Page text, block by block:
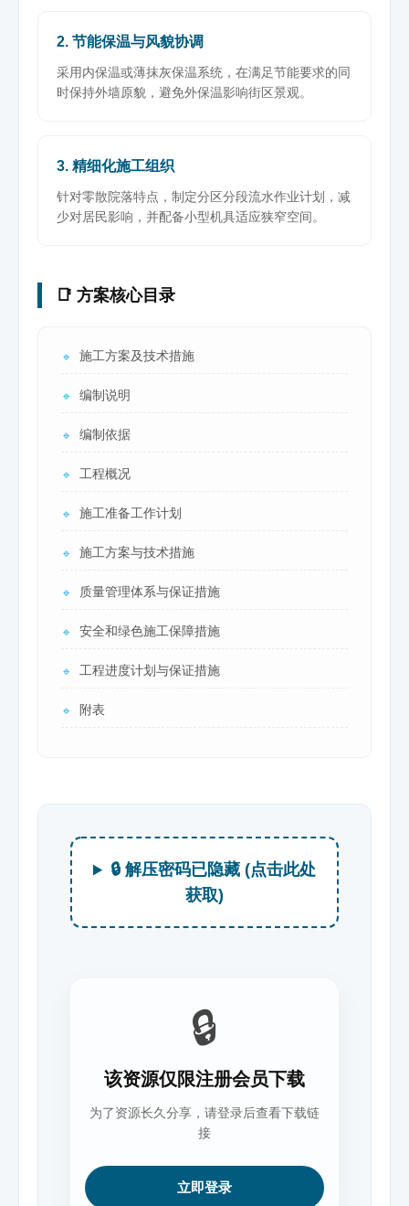
2. 节能保温与风貌协调
采用内保温或薄抹灰保温系统，在满足节能要求的同
时保持外墙原貌，避免外保温影响街区景观。
3. 精细化施工组织
针对零散院落特点，制定分区分段流水作业计划，减
少对居民影响，并配备小型机具适应狭窄空间。
📑 方案核心目录
🔹 施工方案及技术措施
🔹 编制说明
🔹 编制依据
🔹 工程概况
🔹 施工准备工作计划
🔹 施工方案与技术措施
🔹 质量管理体系与保证措施
🔹 安全和绿色施工保障措施
🔹 工程进度计划与保证措施
🔹 附表
🔒 解压密码已隐藏 (点击此处
获取)
🔒
该资源仅限注册会员下载
为了资源长久分享，请登录后查看下载链
接
立即登录